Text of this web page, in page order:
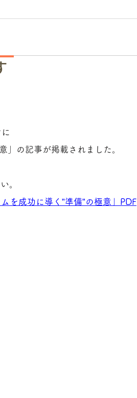
」の記事が掲載されました。
。
を成功に導く”準備”の極意」PDF